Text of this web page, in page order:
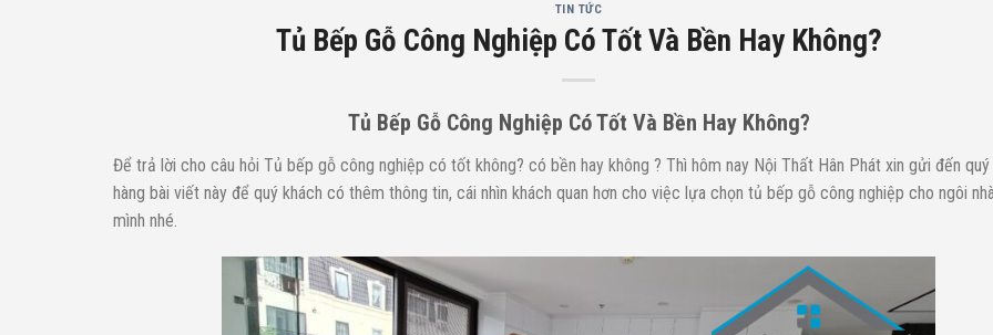
TIN TỨC
Tủ Bếp Gỗ Công Nghiệp Có Tốt Và Bền Hay Không?
Tủ Bếp Gỗ Công Nghiệp Có Tốt Và Bền Hay Không?
Để trả lời cho câu hỏi Tủ bếp gỗ công nghiệp có tốt không? có bền hay không ? Thì hôm nay Nội Thất Hân Phát xin gửi đến quý
hàng bài viết này để quý khách có thêm thông tin, cái nhìn khách quan hơn cho việc lựa chọn tủ bếp gỗ công nghiệp cho ngôi
mình nhé.